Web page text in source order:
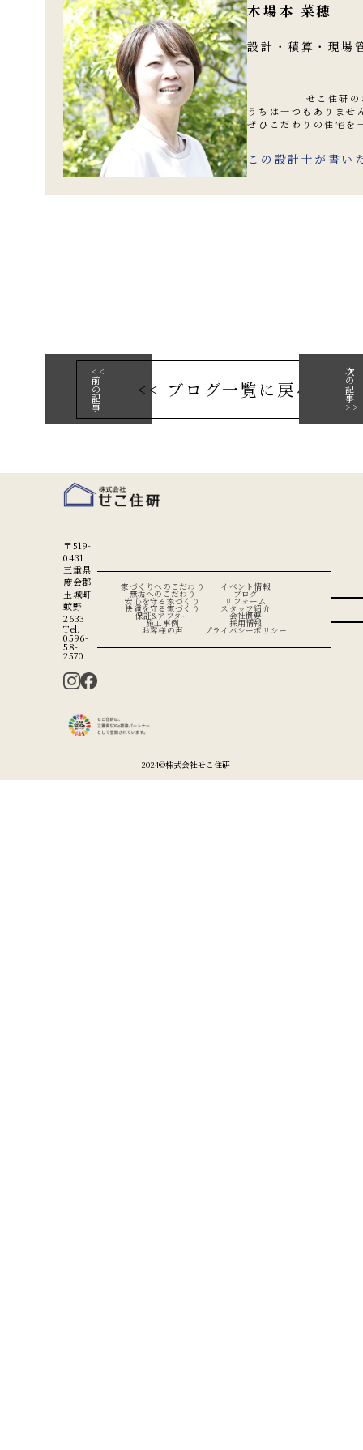
木場本 菜穂
設計・積算・現場
せこ住研のおう
うちは一つもありませ
ぜひこだわりの住宅を
この設計士が書
<<
前
の
記
事
<< ブログ一覧に戻る
次
の
記
事
>>
〒519-
0431
三重県
度会郡
玉城町
蚊野
2633
Tel.
0596-
58-
2570
家づくりへのこだわり
無垢へのこだわり
安心を守る家づくり
快適を守る家づくり
保証&アフター
施工事例
お客様の声
イベント情報
ブログ
リフォーム
スタッフ紹介
会社概要
採用情報
プライバシーポリシー
2024©︎株式会社せこ住研